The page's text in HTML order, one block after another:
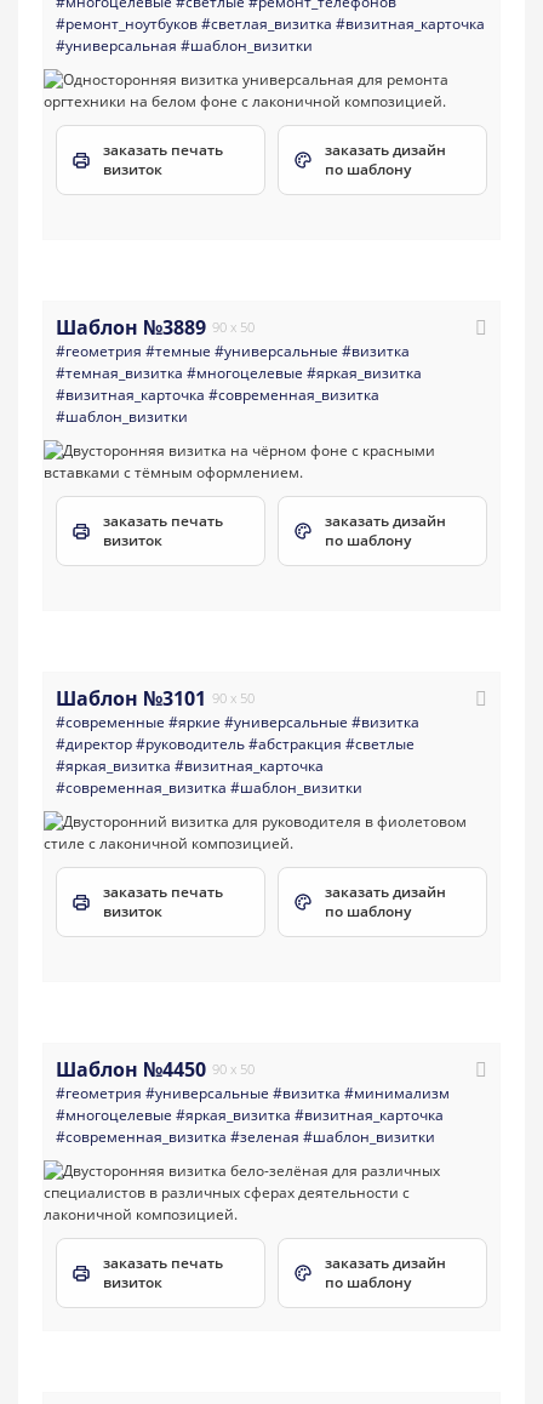
#ремонт_ноутбуков#светлая_визитка #визитная_карточка
#универсальная #шаблон_визитки
заказать печать
визиток
заказать дизайн
по шаблону
Шаблон №3889 90 x 50
#геометрия #темные #универсальные #визитка
#темная_визитка #многоцелевые #яркая_визитка
#визитная_карточка #современная_визитка
#шаблон_визитки
заказать печать
визиток
заказать дизайн
по шаблону
Шаблон №3101 90 x 50
#современные #яркие #универсальные #визитка
#директор#руководитель#абстракция #светлые
#яркая_визитка #визитная_карточка
#современная_визитка #шаблон_визитки
заказать печать
визиток
заказать дизайн
по шаблону
Шаблон №4450 90 x 50
#геометрия #универсальные #визитка #минимализм
#многоцелевые #яркая_визитка #визитная_карточка
#современная_визитка #зеленая #шаблон_визитки
заказать печать
визиток
заказать дизайн
по шаблону